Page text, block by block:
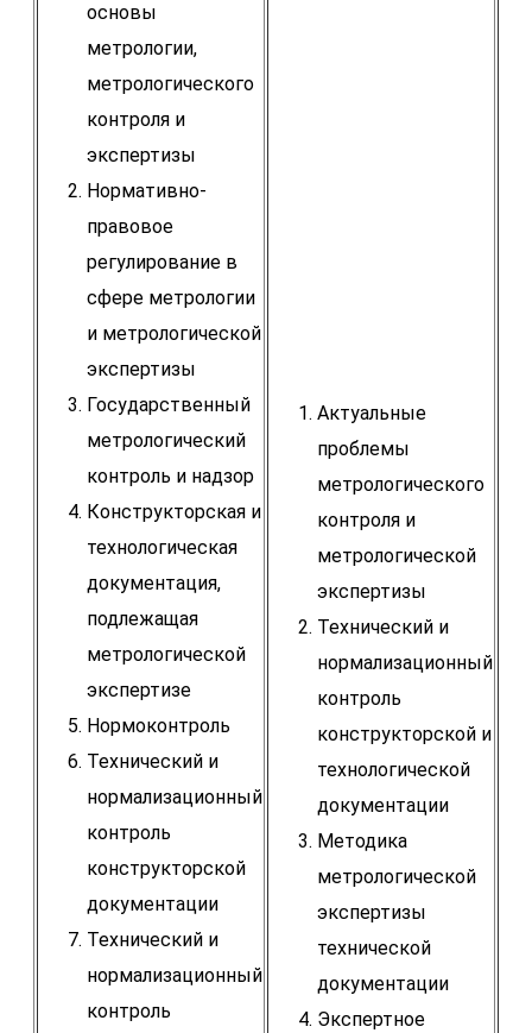
основы
метрологии,
метрологического
контроля и
экспертизы
Нормативно-
правовое
регулирование в
сфере метрологии
и метрологической
экспертизы
Государственный
метрологический
контроль и надзор
Конструкторская и
технологическая
документация,
подлежащая
метрологической
экспертизе
Нормоконтроль
Технический и
нормализационный
контроль
конструкторской
документации
Технический и
нормализационный
контроль
Актуальные
проблемы
метрологического
контроля и
метрологической
экспертизы
Технический и
нормализационный
контроль
конструкторской и
технологической
документации
Методика
метрологической
экспертизы
технической
документации
Экспертное